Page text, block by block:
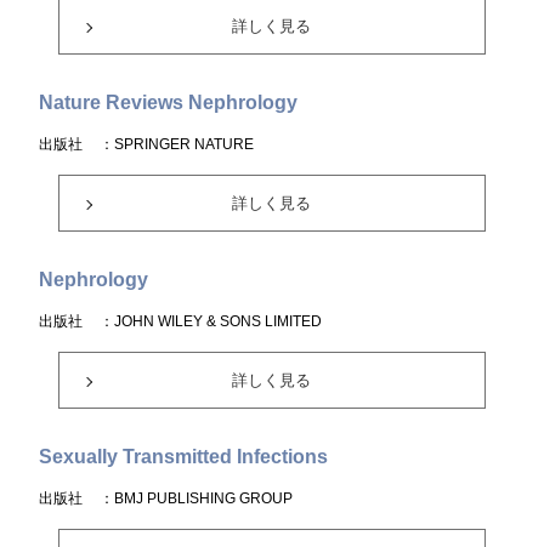
詳しく見る
Nature Reviews Nephrology
出版社 ：SPRINGER NATURE
詳しく見る
Nephrology
出版社 ：JOHN WILEY & SONS LIMITED
詳しく見る
Sexually Transmitted Infections
出版社 ：BMJ PUBLISHING GROUP